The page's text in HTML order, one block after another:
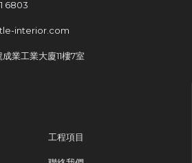
6803
interior.com
業工業大廈11樓7室
工程項目